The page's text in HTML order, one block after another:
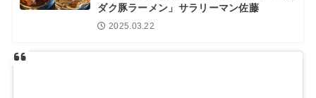
ダク豚ラーメン」サラリーマン佐藤
2025.03.22